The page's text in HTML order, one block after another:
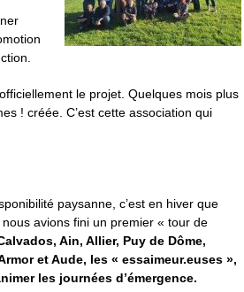
le projet. Quelques mois plus
! créée. C’est cette association qui
paysanne, c’est en hiver que
avions fini un premier « tour de
Ain, Allier, Puy de Dôme,
et Aude, les « essaimeur.euses »,
les journées d’émergence.